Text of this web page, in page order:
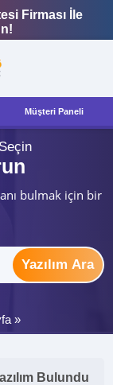
Firması İle
Müşteri Paneli
bulmak için bir
Yazılım Ara
»
Bulundu